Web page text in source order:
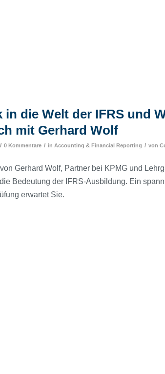
in die Welt der IFRS und
mit Gerhard Wolf
/ 0 Kommentare / in Accounting & Financial Reporting / von
Gerhard Wolf, Partner bei KPMG und
Bedeutung der IFRS-Ausbildung. Ein
erwartet Sie.